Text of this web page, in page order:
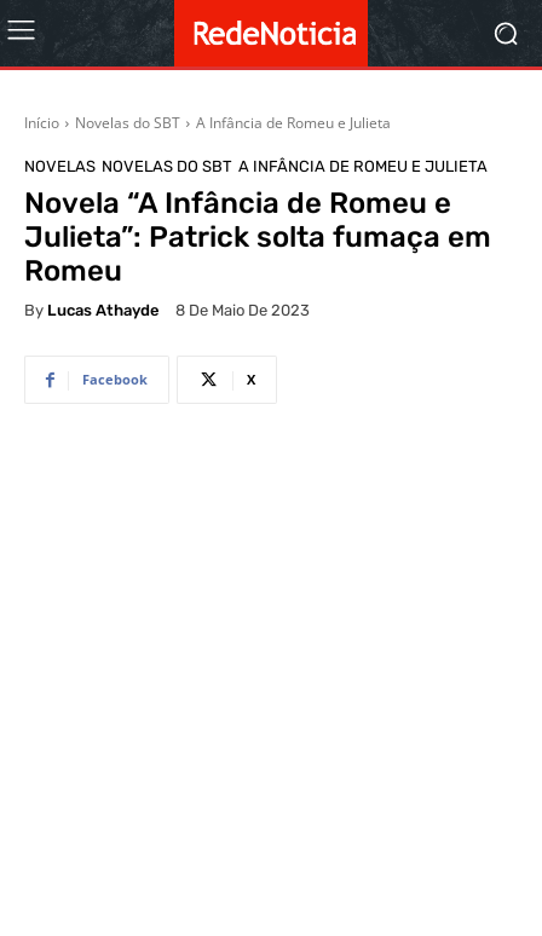
Início Novelas do SBT A Infância de Romeu e Julieta
NOVELAS NOVELAS DO SBT A INFÂNCIA DE ROMEU E JULIETA
Novela “A Infância de Romeu e
Julieta”: Patrick solta fumaça em
Romeu
By Lucas Athayde 8 De Maio De 2023
Facebook X